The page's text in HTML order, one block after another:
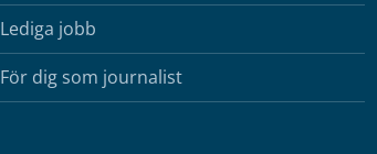
Lediga jobb
För dig som journalist